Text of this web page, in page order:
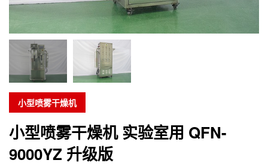
小型喷雾干燥机
小型喷雾干燥机 实验室用 QFN-
9000YZ 升级版